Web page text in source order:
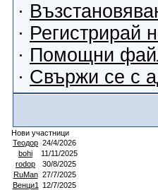
·
· Регистрирай
· Помощни
· Свържи се с
Нови участници
Теодор 24/4/2026
bohi
11/11/2025
rodop
30/8/2025
RuMan 27/7/2025
Венци1
12/7/2025